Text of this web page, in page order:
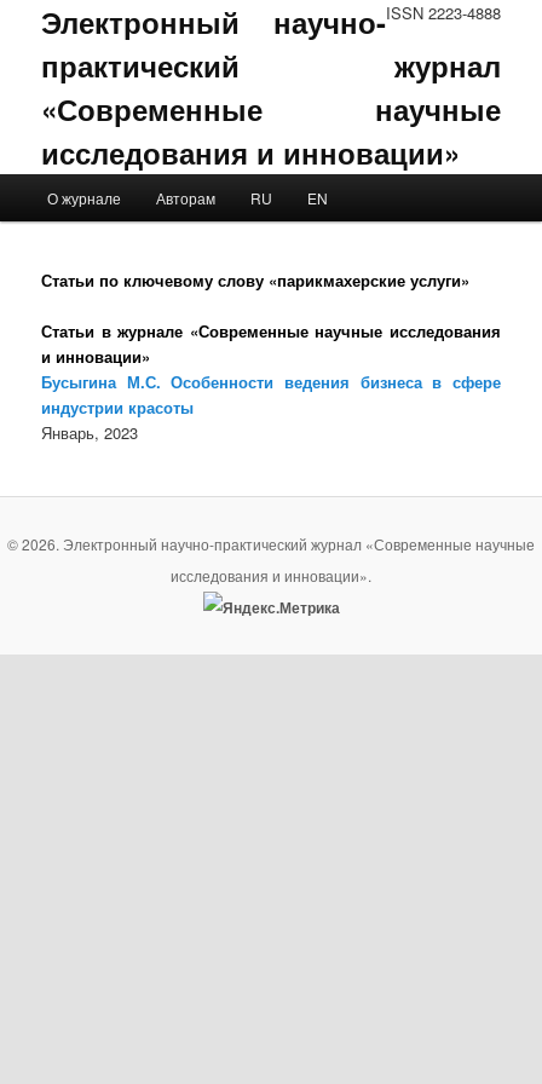
ISSN 2223-4888
Электронный научно-
практический журнал
«Современные научные
исследования и инновации»
Skip to primary content
Skip to secondary content
О журнале Авторам RU EN
Статьи по ключевому слову «парикмахерские услуги»
Статьи в журнале «Современные научные исследования
и инновации»
Бусыгина М.С. Особенности ведения бизнеса в сфере
индустрии красоты
Январь, 2023
© 2026. Электронный научно-практический журнал «Современные научные
исследования и инновации».